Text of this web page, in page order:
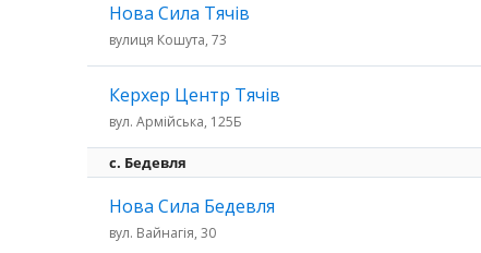
Нова Сила Тячів
вулиця Кошута, 73
Керхер Центр Тячів
вул. Армійська, 125Б
c. Бедевля
Нова Сила Бедевля
вул. Вайнагія, 30